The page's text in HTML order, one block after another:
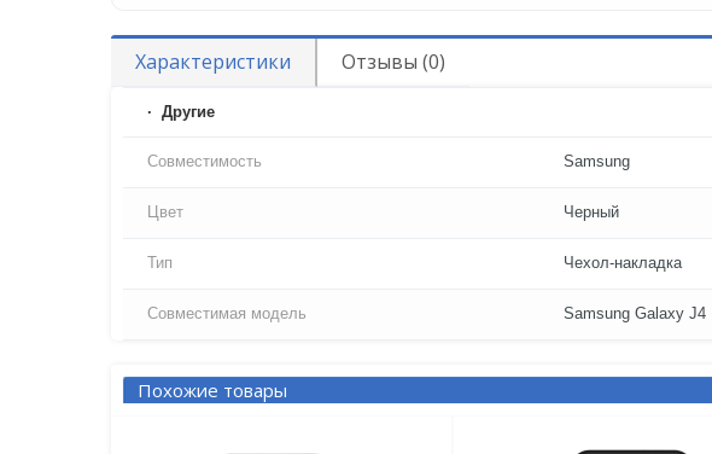
Характеристики Отзывы (0)
Другие
Совместимость Samsung
Цвет Черный
Тип Чехол-накладка
Совместимая модель Samsung Galaxy J4
Похожие товары